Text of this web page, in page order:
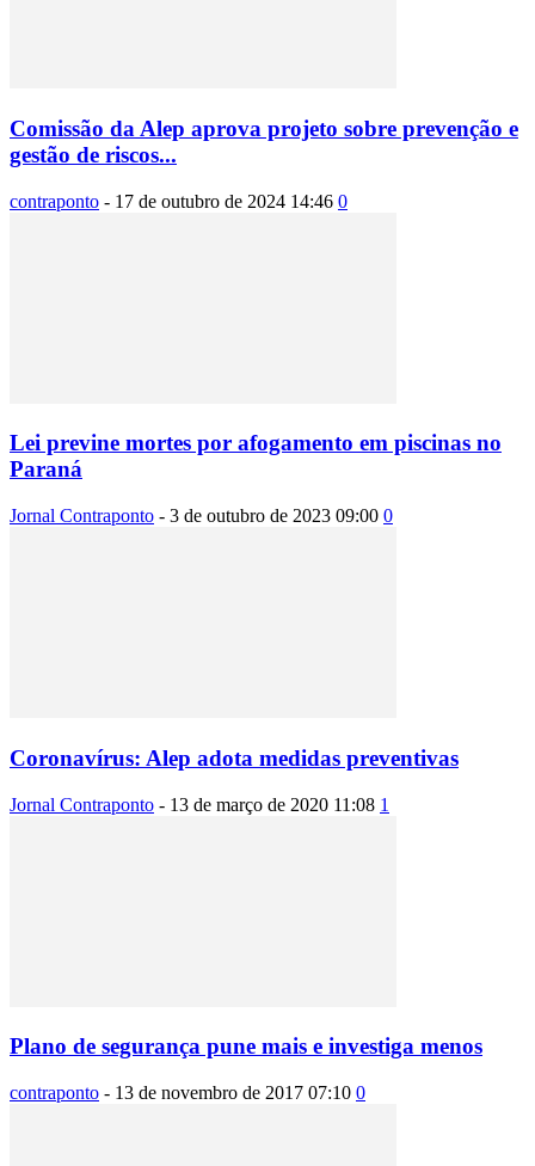
Comissão da Alep aprova projeto sobre prevenção e
gestão de riscos...
contraponto - 17 de outubro de 2024 14:46 0
Lei previne mortes por afogamento em piscinas no
Paraná
Jornal Contraponto - 3 de outubro de 2023 09:00 0
Coronavírus: Alep adota medidas preventivas
Jornal Contraponto - 13 de março de 2020 11:08 1
Plano de segurança pune mais e investiga menos
contraponto - 13 de novembro de 2017 07:10 0